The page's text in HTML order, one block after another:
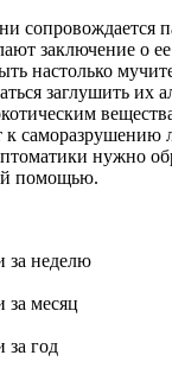
сопровождается
заключение о
настолько
заглушить их
к саморазрушению
нужно
помощью.
за неделю
за месяц
за год